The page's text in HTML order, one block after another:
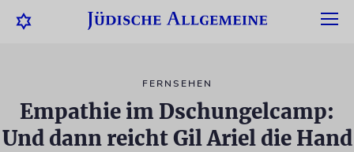
FERNSEHEN
Empathie im Dschungelcamp:
Und dann reicht Gil Ariel die Hand